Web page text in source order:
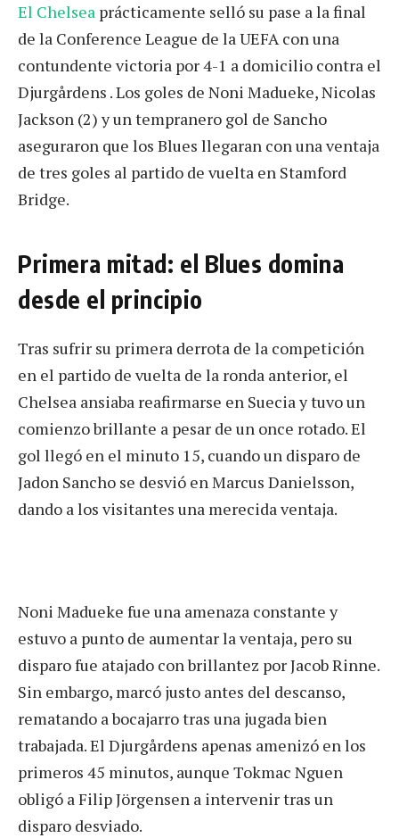
El Chelsea prácticamente selló su pase a la final
de la Conference League de la UEFA con una
contundente victoria por 4-1 a domicilio contra el
Djurgårdens . Los goles de Noni Madueke, Nicolas
Jackson (2) y un tempranero gol de Sancho
aseguraron que los Blues llegaran con una ventaja
de tres goles al partido de vuelta en Stamford
Bridge.
Primera mitad: el Blues domina
desde el principio
Tras sufrir su primera derrota de la competición
en el partido de vuelta de la ronda anterior, el
Chelsea ansiaba reafirmarse en Suecia y tuvo un
comienzo brillante a pesar de un once rotado. El
gol llegó en el minuto 15, cuando un disparo de
Jadon Sancho se desvió en Marcus Danielsson,
dando a los visitantes una merecida ventaja.
Noni Madueke fue una amenaza constante y
estuvo a punto de aumentar la ventaja, pero su
disparo fue atajado con brillantez por Jacob Rinne.
Sin embargo, marcó justo antes del descanso,
rematando a bocajarro tras una jugada bien
trabajada. El Djurgårdens apenas amenizó en los
primeros 45 minutos, aunque Tokmac Nguen
obligó a Filip Jörgensen a intervenir tras un
disparo desviado.